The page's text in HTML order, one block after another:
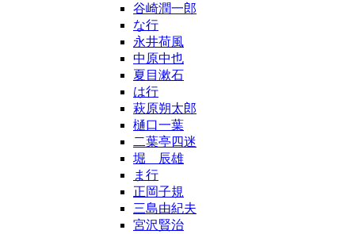
谷崎潤一郎
な行
永井荷風
中原中也
夏目漱石
は行
萩原朔太郎
樋口一葉
二葉亭四迷
堀 辰雄
ま行
正岡子規
三島由紀夫
宮沢賢治